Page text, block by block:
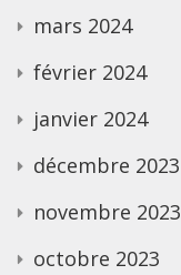
mars 2024
février 2024
janvier 2024
décembre 2023
novembre 2023
octobre 2023